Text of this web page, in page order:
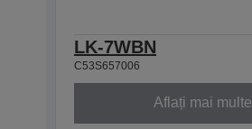
LK-7WBN
C53S657006
Aflați mai multe